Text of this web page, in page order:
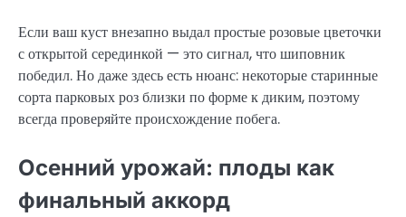
Если ваш куст внезапно выдал простые розовые цветочки
с открытой серединкой — это сигнал, что шиповник
победил. Но даже здесь есть нюанс: некоторые старинные
сорта парковых роз близки по форме к диким, поэтому
всегда проверяйте происхождение побега.
Осенний урожай: плоды как
финальный аккорд